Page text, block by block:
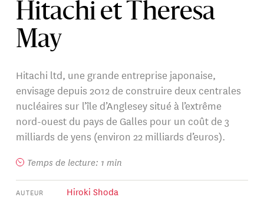
Hitachi et Theresa
May
Hitachi ltd, une grande entreprise japonaise,
envisage depuis 2012 de construire deux centrales
nucléaires sur l’île d’Anglesey situé à l’extrême
nord-ouest du pays de Galles pour un coût de 3
milliards de yens (environ 22 milliards d’euros).
Temps de lecture: 1 min
AUTEUR Hiroki Shoda